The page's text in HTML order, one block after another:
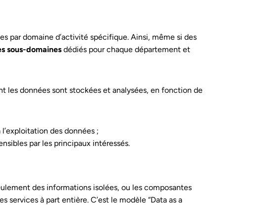
par domaine d’activité spécifique. Ainsi, même si des
sous-domainesdédiés pour chaque département et
les données sont stockées et analysées, en fonction de
des données ;
par les principaux intéressés.
des informations isolées, ou les composantes
services à part entière. C’est le modèle “Data as a